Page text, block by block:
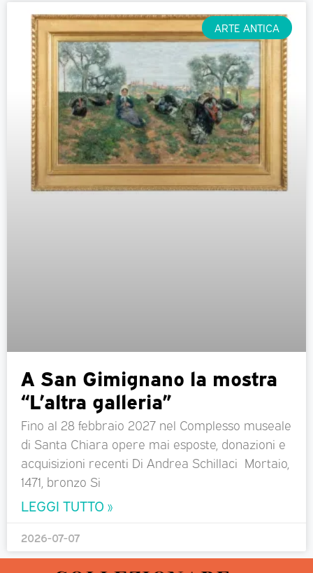
ARTE ANTICA
A San Gimignano la mostra
“L’altra galleria”
Fino al 28 febbraio 2027 nel Complesso museale
di Santa Chiara opere mai esposte, donazioni e
acquisizioni recenti Di Andrea Schillaci Mortaio,
1471, bronzo Si
LEGGI TUTTO »
2026-07-07